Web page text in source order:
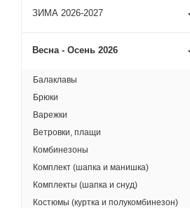
ЗИМА 2026-2027
Весна - Осень 2026
Балаклавы
Брюки
Варежки
Ветровки, плащи
Комбинезоны
Комплект (шапка и манишка)
Комплекты (шапка и снуд)
Костюмы (куртка и полукомбинезон)